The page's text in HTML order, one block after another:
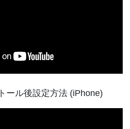
ール後設定方法 (iPhone)